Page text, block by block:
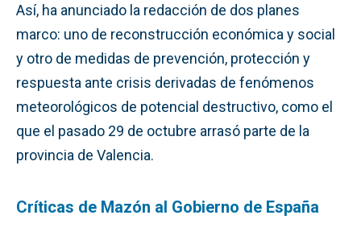
Así, ha anunciado la redacción de dos planes
marco: uno de reconstrucción económica y social
y otro de medidas de prevención, protección y
respuesta ante crisis derivadas de fenómenos
meteorológicos de potencial destructivo, como el
que el pasado 29 de octubre arrasó parte de la
provincia de Valencia.
Críticas de Mazón al Gobierno de España